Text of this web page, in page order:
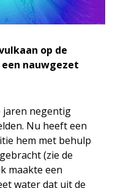
op de
nauwgezet
jaren negentig
Nu heeft een
hem met behulp
(zie de
maakte een
water dat uit de